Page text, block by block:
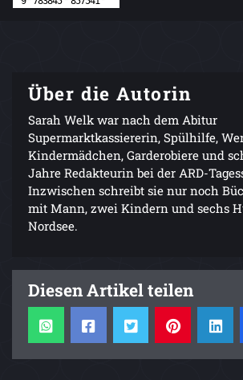
Über die Autorin
Sarah Welk war nach dem Abitur
Supermarktkassiererin, Spülhilfe,
Kindermädchen, Garderobiere und
Jahre Redakteurin bei der ARD-
Inzwischen schreibt sie nur noch
mit Mann, zwei Kindern und sechs
Nordsee.
Diesen Artikel teilen